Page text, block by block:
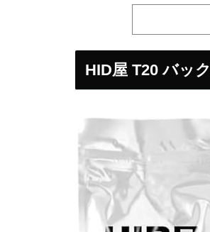
HID屋 T20 バッ